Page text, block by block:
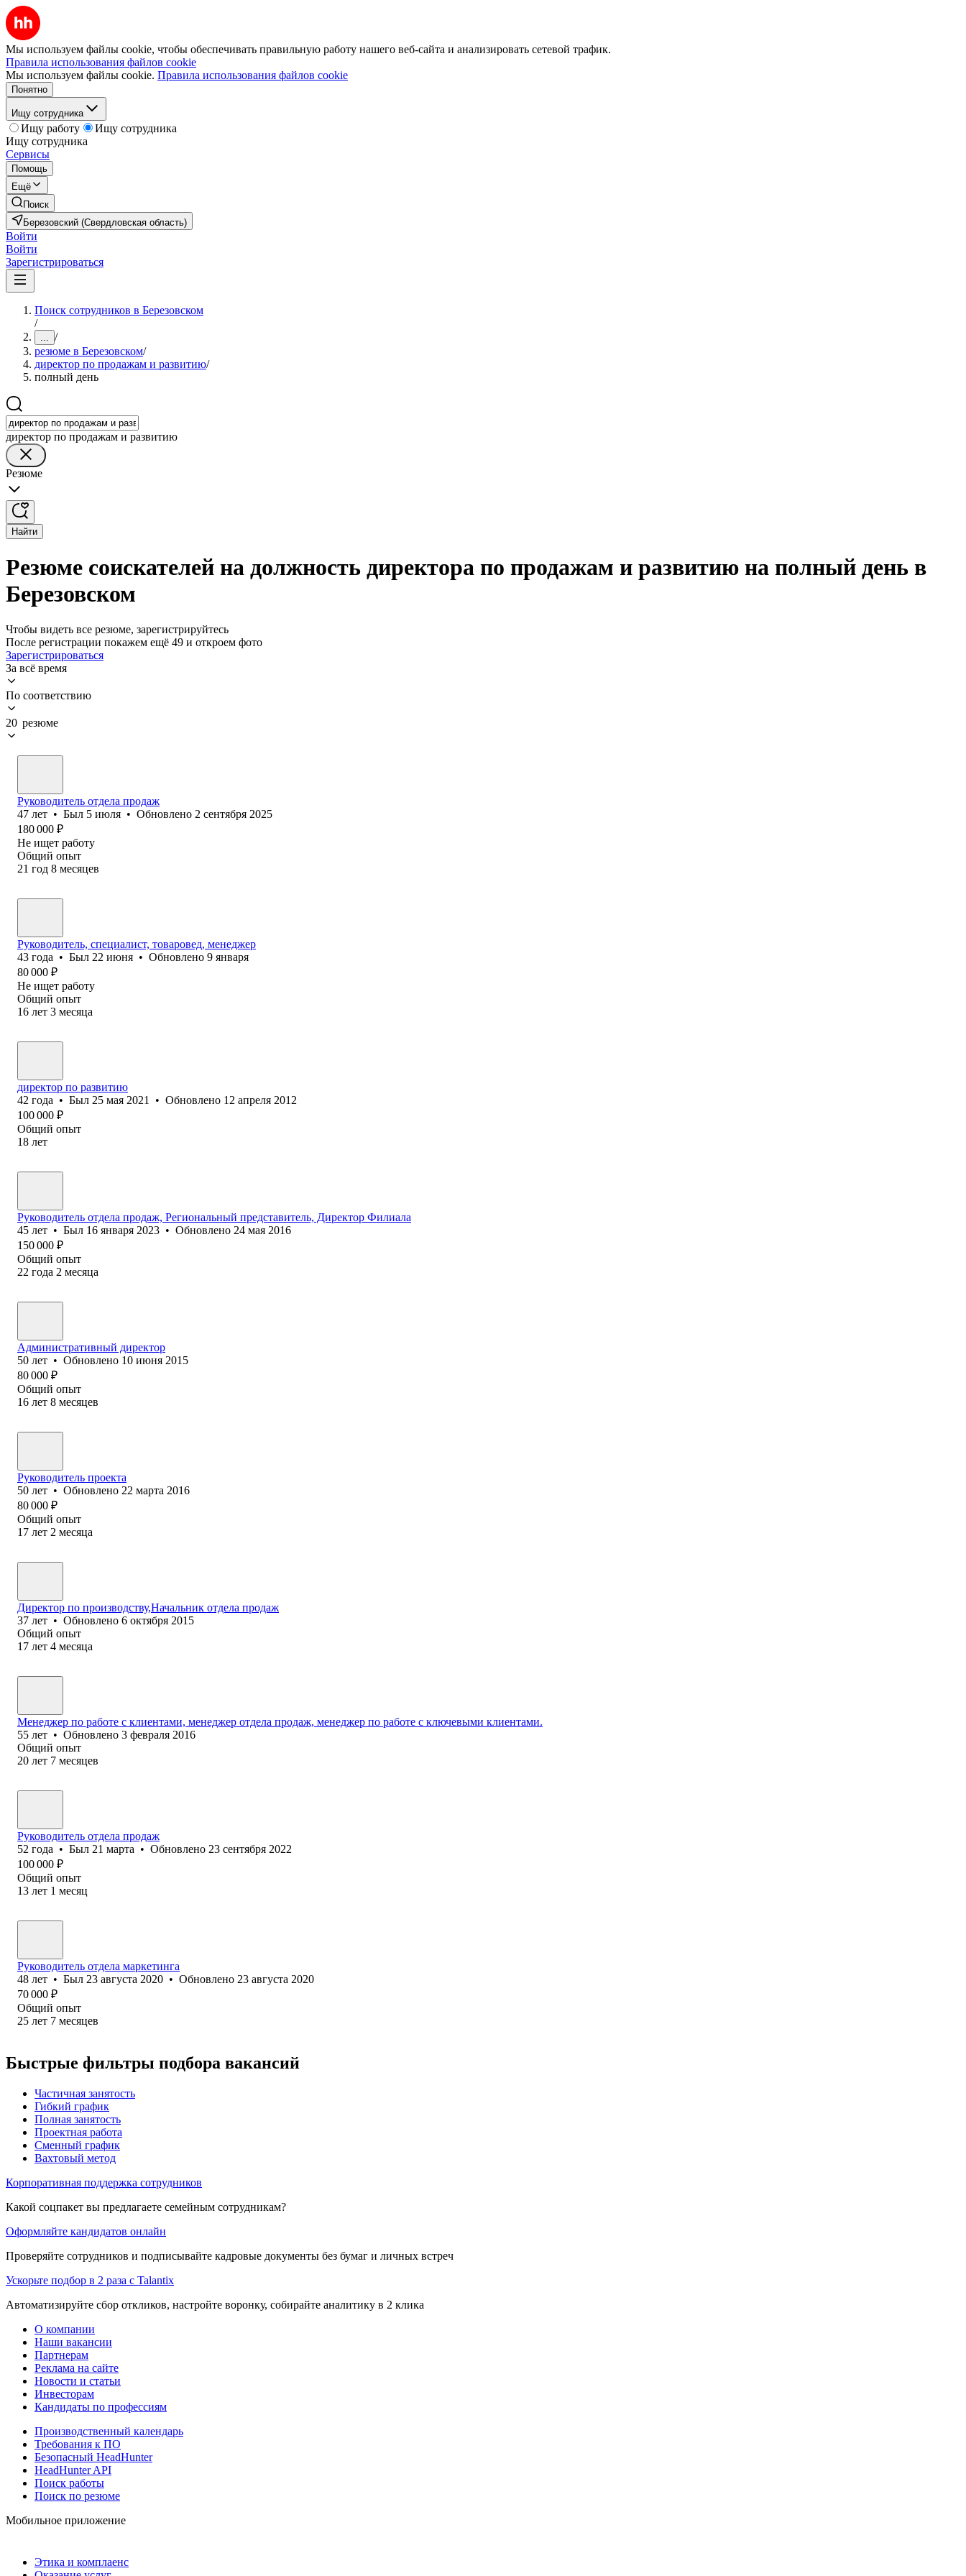
Мы используем файлы cookie, чтобы обеспечивать правильную работу нашего веб-сайта и анализировать сетевой трафик.
Правила использования файлов cookie
Мы используем файлы cookie. Правила использования файлов cookie
Понятно
Ищу сотрудника
Ищу работу
Ищу сотрудника
Ищу сотрудника
Сервисы
Помощь
Ещё
Поиск
Березовский (Свердловская область)
Войти
Войти
Зарегистрироваться
Поиск сотрудников в Березовском
/
... /
резюме в Березовском/
директор по продажам и развитию/
полный день
директор по продажам и развитию
Резюме
Найти
Резюме соискателей на должность директора по продажам и развитию на полный день в
Березовском
Чтобы видеть все резюме, зарегистрируйтесь
После регистрации покажем ещё 49 и откроем фото
Зарегистрироваться
За всё время
По соответствию
20 резюме
Руководитель отдела продаж
47 лет • Был 5 июля • Обновлено 2 сентября 2025
180 000 ₽
Не ищет работу
Общий опыт
21 год 8 месяцев
Руководитель, специалист, товаровед, менеджер
43 года • Был 22 июня • Обновлено 9 января
80 000 ₽
Не ищет работу
Общий опыт
16 лет 3 месяца
директор по развитию
42 года • Был 25 мая 2021 • Обновлено 12 апреля 2012
100 000 ₽
Общий опыт
18 лет
Руководитель отдела продаж, Региональный представитель, Директор Филиала
45 лет • Был 16 января 2023 • Обновлено 24 мая 2016
150 000 ₽
Общий опыт
22 года 2 месяца
Административный директор
50 лет • Обновлено 10 июня 2015
80 000 ₽
Общий опыт
16 лет 8 месяцев
Руководитель проекта
50 лет • Обновлено 22 марта 2016
80 000 ₽
Общий опыт
17 лет 2 месяца
Директор по производству,Начальник отдела продаж
37 лет • Обновлено 6 октября 2015
Общий опыт
17 лет 4 месяца
Менеджер по работе с клиентами, менеджер отдела продаж, менеджер по работе с ключевыми клиентами.
55 лет • Обновлено 3 февраля 2016
Общий опыт
20 лет 7 месяцев
Руководитель отдела продаж
52 года • Был 21 марта • Обновлено 23 сентября 2022
100 000 ₽
Общий опыт
13 лет 1 месяц
Руководитель отдела маркетинга
48 лет • Был 23 августа 2020 • Обновлено 23 августа 2020
70 000 ₽
Общий опыт
25 лет 7 месяцев
Быстрые фильтры подбора вакансий
Частичная занятость
Гибкий график
Полная занятость
Проектная работа
Сменный график
Вахтовый метод
Корпоративная поддержка сотрудников
Какой соцпакет вы предлагаете семейным сотрудникам?
Оформляйте кандидатов онлайн
Проверяйте сотрудников и подписывайте кадровые документы без бумаг и личных встреч
Ускорьте подбор в 2 раза с Talantix
Автоматизируйте сбор откликов, настройте воронку, собирайте аналитику в 2 клика
О компании
Наши вакансии
Партнерам
Реклама на сайте
Новости и статьи
Инвесторам
Кандидаты по профессиям
Производственный календарь
Требования к ПО
Безопасный HeadHunter
HeadHunter API
Поиск работы
Поиск по резюме
Мобильное приложение
Этика и комплаенс